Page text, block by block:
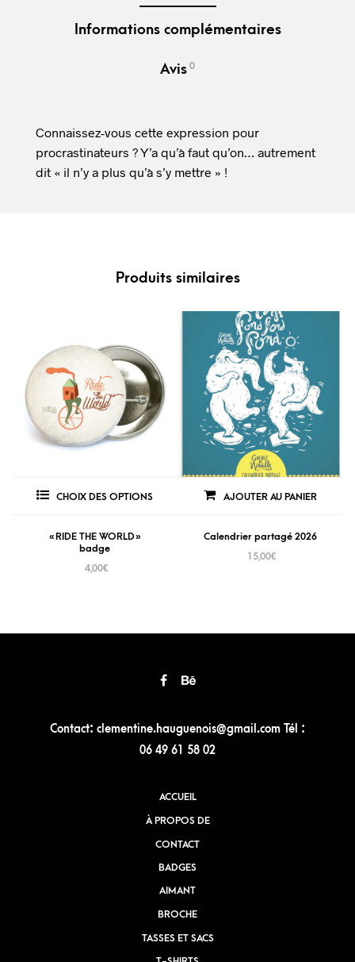
Informations complémentaires
Avis 0
Connaissez-vous cette expression pour
procrastinateurs ? Y’a qu’à faut qu’on… autrement
dit « il n’y a plus qu’à s’y mettre » !
Produits similaires
CHOIX DES OPTIONS
« RIDE THE WORLD »
badge
4,00€
AJOUTER AU PANIER
Calendrier partagé 2026
15,00€
Contact: clementine.hauguenois@gmail.com Tél :
06 49 61 58 02
ACCUEIL
À PROPOS DE
CONTACT
BADGES
AIMANT
BROCHE
TASSES ET SACS